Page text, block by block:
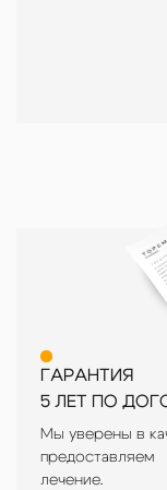
ГАРАНТИЯ
5 ЛЕТ ПО
Мы уверены в
лечение.